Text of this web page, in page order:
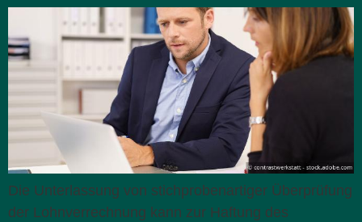
Die Unterlassung von stichprobenartiger Überprüfung
der Lohnverrechnung kann zur Haftung des